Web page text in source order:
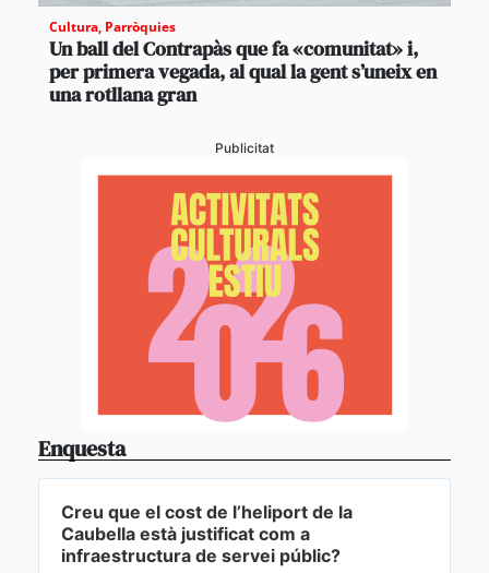
Cultura, Parròquies
Un ball del Contrapàs que fa «comunitat» i,
per primera vegada, al qual la gent s’uneix en
una rotllana gran
Publicitat
Enquesta
Creu que el cost de l’heliport de la
Caubella està justificat com a
infraestructura de servei públic?